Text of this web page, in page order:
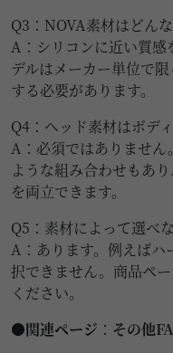
Q3：NOVA素材はどん
A：シリコンに近い質感
デルはメーカー単位で
する必要があります。
Q4：ヘッド素材はボデ
A：必須ではありません
ような組み合わせもあ
を両立できます。
Q5：素材によって選べ
A：あります。例えばハ
択できません。商品ペ
ください。
●関連ページ ： その他